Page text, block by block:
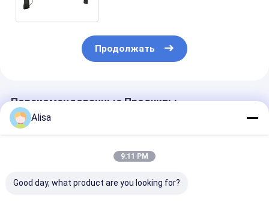
Продолжать
Порекомендованные Продукты
Alisa
9:11 PM
Good day, what product are you looking for?